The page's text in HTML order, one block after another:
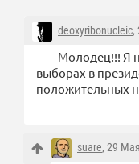
deoxyribonucleic,
Молодец!!! Я
выборах в
положительных
suare, 29